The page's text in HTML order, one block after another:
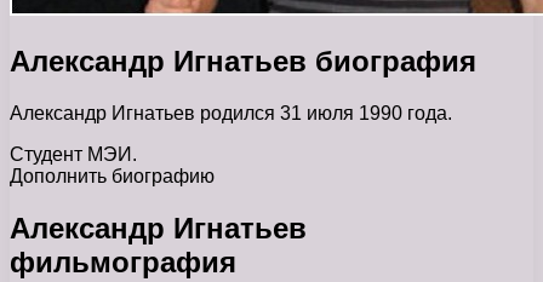
Александр Игнатьев биография
Александр Игнатьев родился 31 июля 1990 года.
Студент МЭИ.
Дополнить биографию
Александр Игнатьев
фильмография